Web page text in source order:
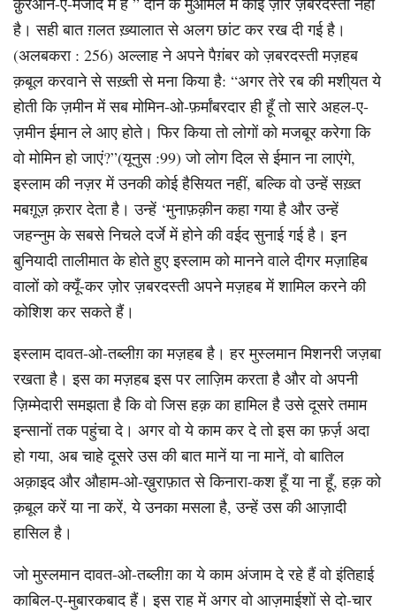
है। सही बात ग़लत ख़्यालात से अलग छांट कर रख दी गई है।
(अलबकरा : 256) अल्लाह ने अपने पैग़ंबर को ज़बरदस्ती मज़हब
क़बूल करवाने से सख़्ती से मना किया है: “अगर तेरे रब की मशी्यत ये
होती कि ज़मीन में सब मोमिन-ओ-फ़र्मांबरदार ही हूँ तो सारे अहल-ए-
ज़मीन ईमान ले आए होते। फिर किया तो लोगों को मजबूर करेगा कि
वो मोमिन हो जाएं?”(यूनुस :99) जो लोग दिल से ईमान ना लाएंगे,
इस्लाम की नज़र में उनकी कोई हैसियत नहीं, बल्कि वो उन्हें सख़्त
मबग़ूज़ क़रार देता है। उन्हें ‘मुनाफ़क़ीन कहा गया है और उन्हें
जहन्नुम के सबसे निचले दर्जे में होने की वईद सुनाई गई है। इन
बुनियादी तालीमात के होते हुए इस्लाम को मानने वाले दीगर मज़ाहिब
वालों को क्यूँ-कर ज़ोर ज़बरदस्ती अपने मज़हब में शामिल करने की
कोशिश कर सकते हैं।
इस्लाम दावत-ओ-तब्लीग़ का मज़हब है। हर मुस्लमान मिशनरी जज़बा
रखता है। इस का मज़हब इस पर लाज़िम करता है और वो अपनी
ज़िम्मेदारी समझता है कि वो जिस हक़ का हामिल है उसे दूसरे तमाम
इन्सानों तक पहुंचा दे। अगर वो ये काम कर दे तो इस का फ़र्ज़ अदा
हो गया, अब चाहे दूसरे उस की बात मानें या ना मानें, वो बातिल
अक़ाइद और औहाम-ओ-ख़ुराफ़ात से किनारा-कश हूँ या ना हूँ, हक़ को
क़बूल करें या ना करें, ये उनका मसला है, उन्हें उस की आज़ादी
हासिल है।
जो मुस्लमान दावत-ओ-तब्लीग़ का ये काम अंजाम दे रहे हैं वो इंतिहाई
काबिल-ए-मुबारकबाद हैं। इस राह में अगर वो आज़माईशों से दो-चार